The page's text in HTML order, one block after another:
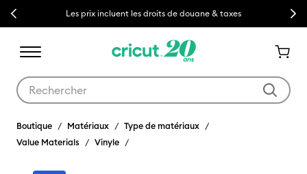
Previous Les prix incluent les droits de douane & taxes Next
Boutique Matériaux
Type de matériaux
Value Materials
Vinyle